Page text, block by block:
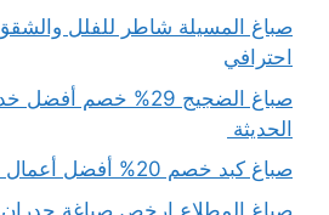
احترافي
صباغ الضجيج 29% خصم
الحديثة
صباغ كبد خصم 20% أفضل أعمال صباغة المنازل
صباغ المطلاع ارخص صباغة جدران